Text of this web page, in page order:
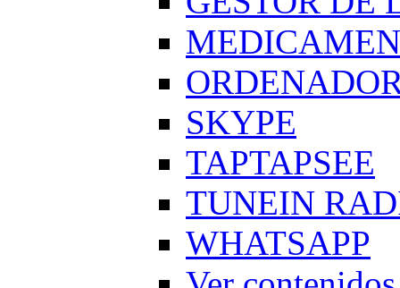
SKYPE
TAPTAPSEE
TUNEIN
WHATSAPP